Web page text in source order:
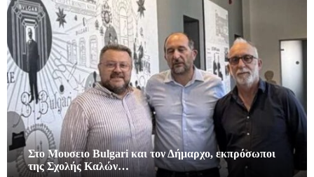
Στο Μουσειο Bulgari και τον Δήμαρχο, εκπρόσωποι
της Σχολής Καλών…